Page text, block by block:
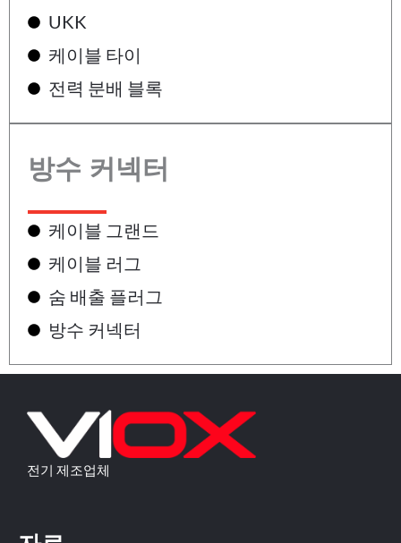
UKK
케이블 타이
전력 분배 블록
방수 커넥터
케이블 그랜드
케이블 러그
숨 배출 플러그
방수 커넥터
전기 제조업체